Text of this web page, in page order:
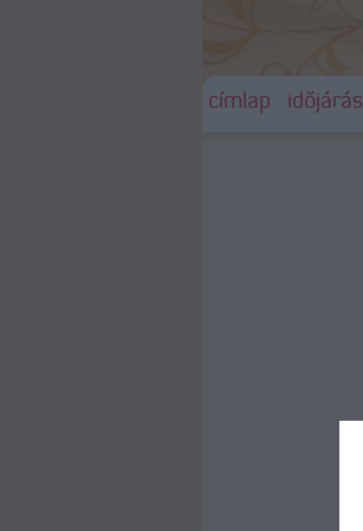
címlap időjárás